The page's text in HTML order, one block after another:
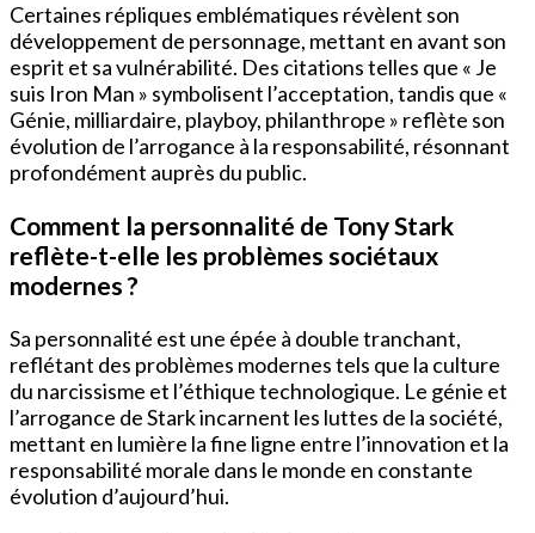
Certaines répliques emblématiques révèlent son
développement de personnage, mettant en avant son
esprit et sa vulnérabilité. Des citations telles que « Je
suis Iron Man » symbolisent l’acceptation, tandis que «
Génie, milliardaire, playboy, philanthrope » reflète son
évolution de l’arrogance à la responsabilité, résonnant
profondément auprès du public.
Comment la personnalité de Tony Stark
reflète-t-elle les problèmes sociétaux
modernes ?
Sa personnalité est une épée à double tranchant,
reflétant des problèmes modernes tels que la culture
du narcissisme et l’éthique technologique. Le génie et
l’arrogance de Stark incarnent les luttes de la société,
mettant en lumière la fine ligne entre l’innovation et la
responsabilité morale dans le monde en constante
évolution d’aujourd’hui.